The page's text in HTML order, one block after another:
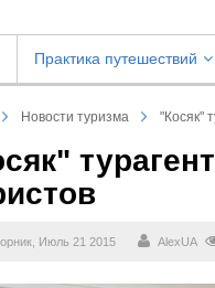
Практика путешествий
Новости туризма "Косяк"
Июль 21 2015 AlexUA